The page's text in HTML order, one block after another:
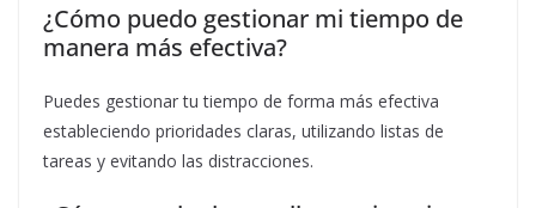
¿Cómo puedo gestionar mi tiempo de
manera más efectiva?
Puedes gestionar tu tiempo de forma más efectiva
estableciendo prioridades claras, utilizando listas de
tareas y evitando las distracciones.